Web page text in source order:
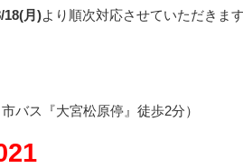
18(月)より順次対応させていただきます
バス『大宮松原停』徒歩2分）